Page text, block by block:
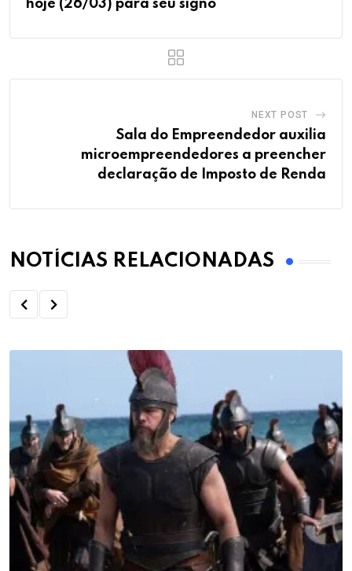
hoje (26/03) para seu signo
NEXT POST
Sala do Empreendedor auxilia
microempreendedores a preencher
declaração de Imposto de Renda
NOTÍCIAS RELACIONADAS